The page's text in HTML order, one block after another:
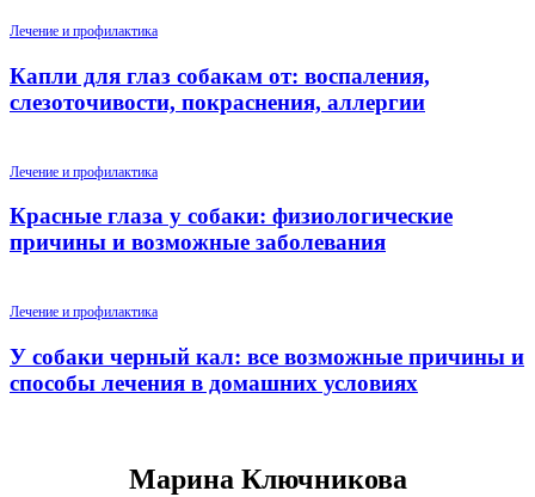
Лечение и профилактика
Капли для глаз собакам от: воспаления,
слезоточивости, покраснения, аллергии
Лечение и профилактика
Красные глаза у собаки: физиологические
причины и возможные заболевания
Лечение и профилактика
У собаки черный кал: все возможные причины и
способы лечения в домашних условиях
Марина Ключникова